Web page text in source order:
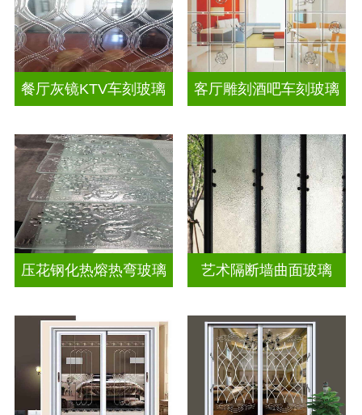
餐厅灰镜KTV车刻玻璃 客厅雕刻酒吧车刻玻璃
压花钢化热熔热弯玻璃 艺术隔断墙曲面玻璃